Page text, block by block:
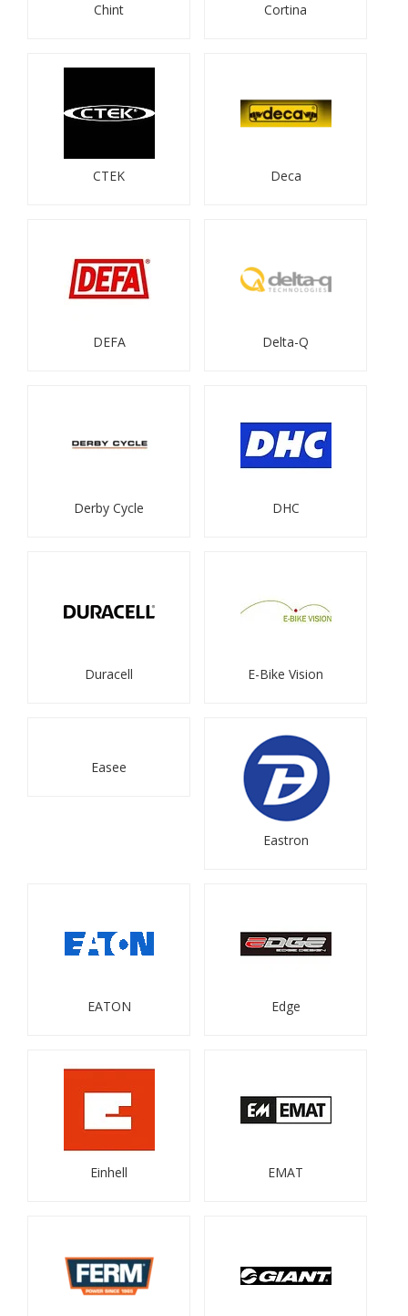
Chint Cortina
CTEK Deca
DEFA Delta-Q
Derby Cycle DHC
Duracell E-Bike Vision
Easee
Eastron
EATON Edge
Einhell EMAT